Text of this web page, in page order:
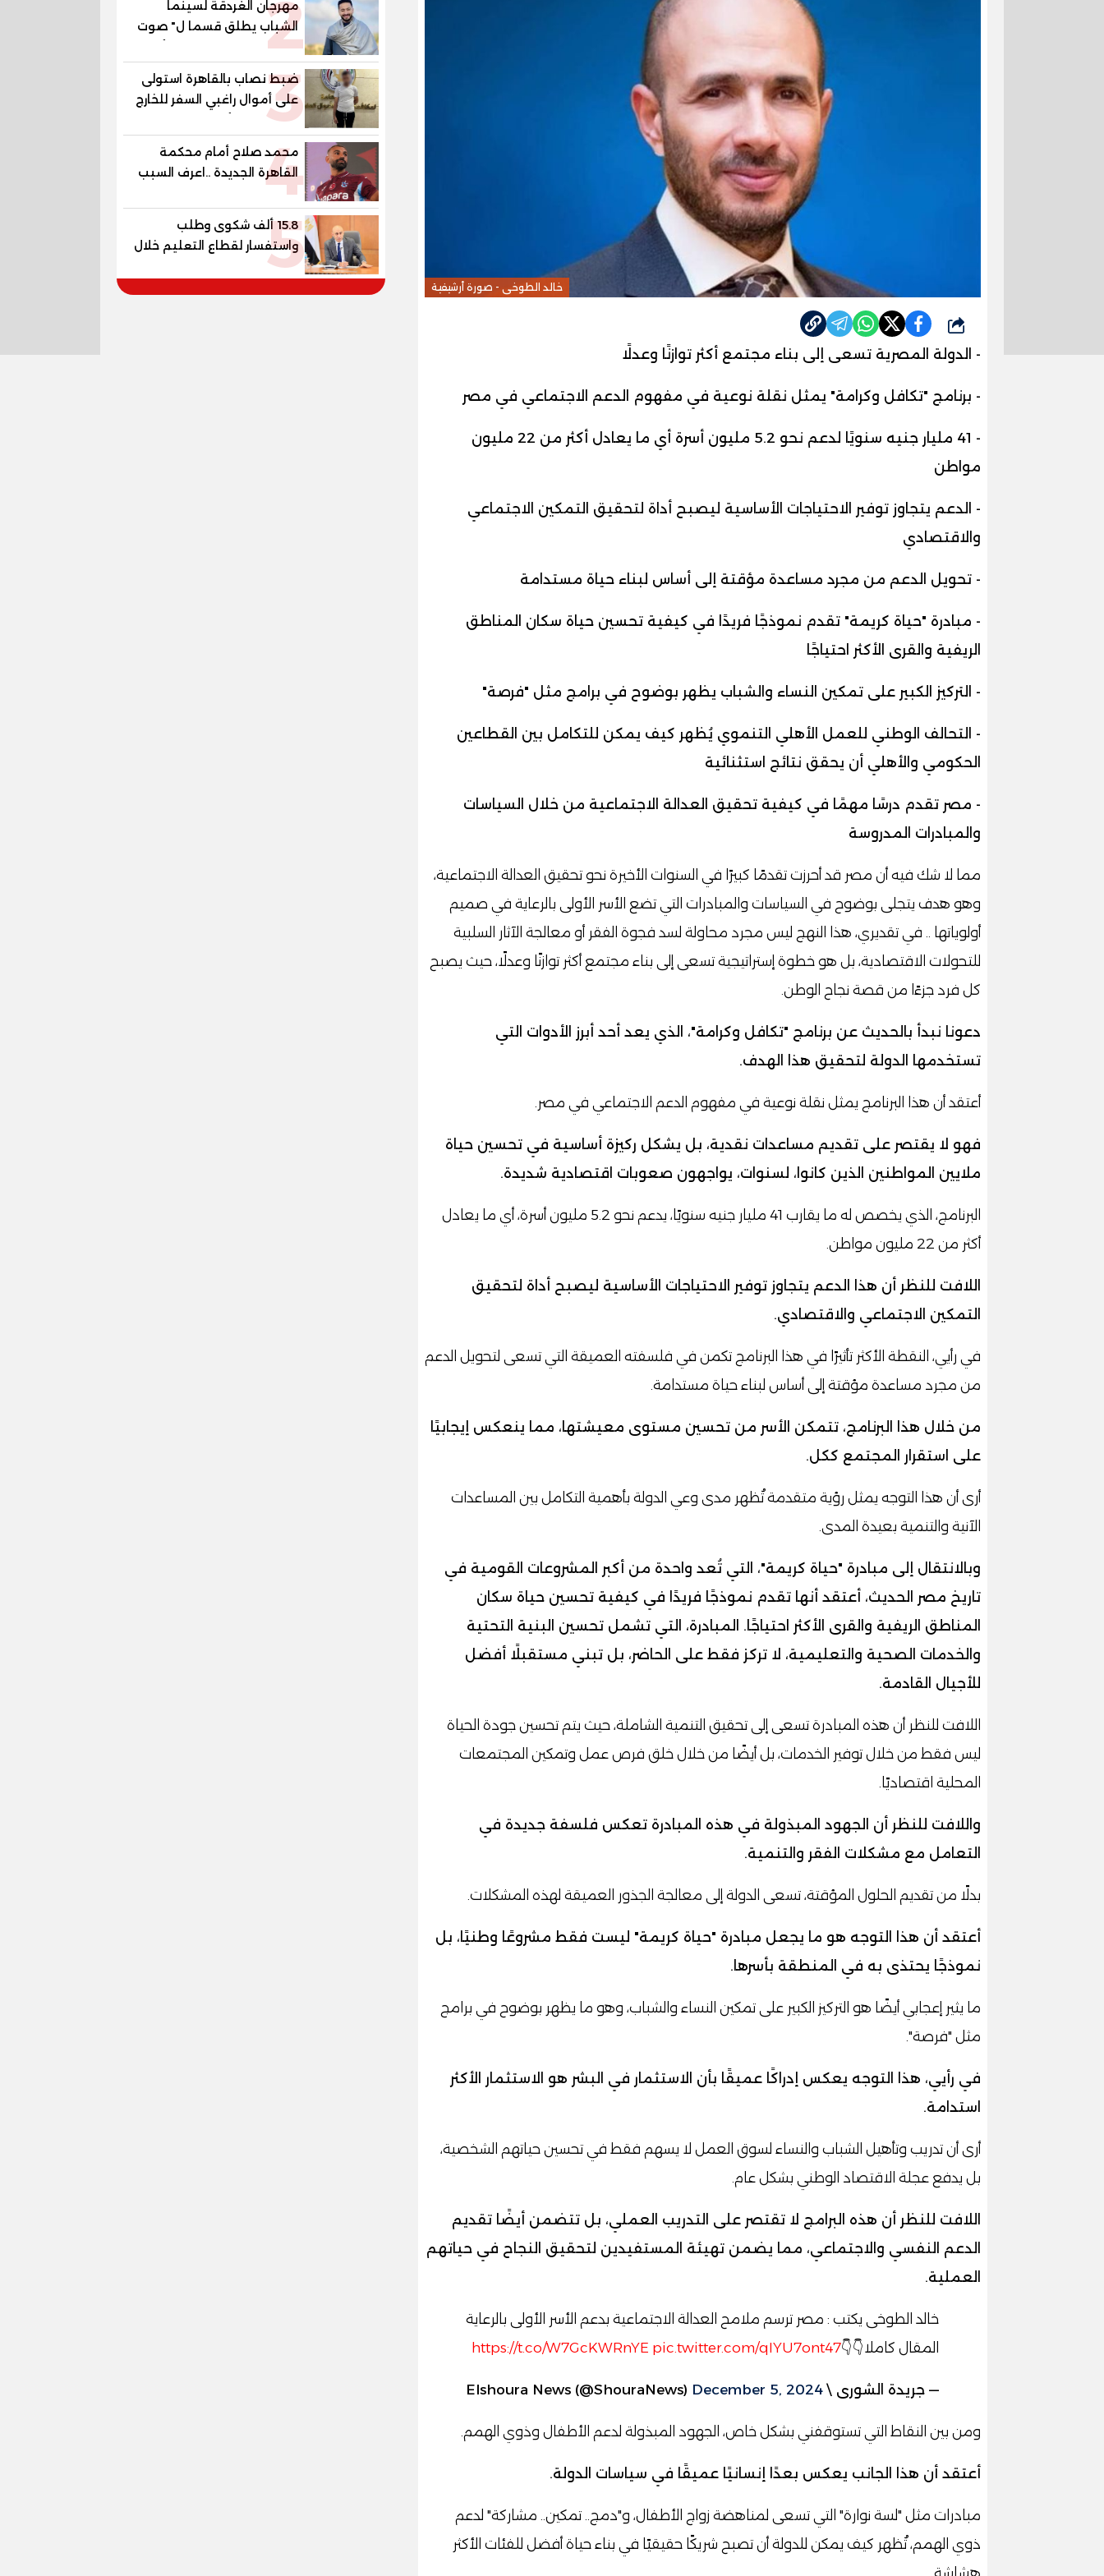
خالد الطوخى - صورة أرشيفية
شارك
- الدولة المصرية تسعى إلى بناء مجتمع أكثر توازنًا وعدلًا
- برنامج "تكافل وكرامة" يمثل نقلة نوعية في مفهوم الدعم الاجتماعي في مصر
- 41 مليار جنيه سنويًا لدعم نحو 5.2 مليون أسرة أي ما يعادل أكثر من 22 مليون
مواطن
- الدعم يتجاوز توفير الاحتياجات الأساسية ليصبح أداة لتحقيق التمكين الاجتماعي
والاقتصادي
- تحويل الدعم من مجرد مساعدة مؤقتة إلى أساس لبناء حياة مستدامة
- مبادرة "حياة كريمة" تقدم نموذجًا فريدًا في كيفية تحسين حياة سكان المناطق
الريفية والقرى الأكثر احتياجًا
- التركيز الكبير على تمكين النساء والشباب يظهر بوضوح في برامج مثل "فرصة"
- التحالف الوطني للعمل الأهلي التنموي يُظهر كيف يمكن للتكامل بين القطاعين
الحكومي والأهلي أن يحقق نتائج استثنائية
- مصر تقدم درسًا مهمًا في كيفية تحقيق العدالة الاجتماعية من خلال السياسات
والمبادرات المدروسة
مما لا شك فيه أن مصر قد أحرزت تقدمًا كبيرًا في السنوات الأخيرة نحو تحقيق العدالة الاجتماعية،
وهو هدف يتجلى بوضوح في السياسات والمبادرات التي تضع الأسر الأولى بالرعاية في صميم
أولوياتها .. في تقديري، هذا النهج ليس مجرد محاولة لسد فجوة الفقر أو معالجة الآثار السلبية
للتحولات الاقتصادية، بل هو خطوة إستراتيجية تسعى إلى بناء مجتمع أكثر توازنًا وعدلًا، حيث يصبح
كل فرد جزءًا من قصة نجاح الوطن.
دعونا نبدأ بالحديث عن برنامج "تكافل وكرامة"، الذي يعد أحد أبرز الأدوات التي
تستخدمها الدولة لتحقيق هذا الهدف.
أعتقد أن هذا البرنامج يمثل نقلة نوعية في مفهوم الدعم الاجتماعي في مصر.
فهو لا يقتصر على تقديم مساعدات نقدية، بل يشكل ركيزة أساسية في تحسين حياة
ملايين المواطنين الذين كانوا، لسنوات، يواجهون صعوبات اقتصادية شديدة.
البرنامج، الذي يخصص له ما يقارب 41 مليار جنيه سنويًا، يدعم نحو 5.2 مليون أسرة، أي ما يعادل
أكثر من 22 مليون مواطن.
اللافت للنظر أن هذا الدعم يتجاوز توفير الاحتياجات الأساسية ليصبح أداة لتحقيق
التمكين الاجتماعي والاقتصادي.
في رأيي، النقطة الأكثر تأثيرًا في هذا البرنامج تكمن في فلسفته العميقة التي تسعى لتحويل الدعم
من مجرد مساعدة مؤقتة إلى أساس لبناء حياة مستدامة.
من خلال هذا البرنامج، تتمكن الأسر من تحسين مستوى معيشتها، مما ينعكس إيجابيًا
على استقرار المجتمع ككل.
أرى أن هذا التوجه يمثل رؤية متقدمة تُظهر مدى وعي الدولة بأهمية التكامل بين المساعدات
الآنية والتنمية بعيدة المدى.
وبالانتقال إلى مبادرة "حياة كريمة"، التي تُعد واحدة من أكبر المشروعات القومية في
تاريخ مصر الحديث، أعتقد أنها تقدم نموذجًا فريدًا في كيفية تحسين حياة سكان
المناطق الريفية والقرى الأكثر احتياجًا. المبادرة، التي تشمل تحسين البنية التحتية
والخدمات الصحية والتعليمية، لا تركز فقط على الحاضر، بل تبني مستقبلًا أفضل
للأجيال القادمة.
اللافت للنظر أن هذه المبادرة تسعى إلى تحقيق التنمية الشاملة، حيث يتم تحسين جودة الحياة
ليس فقط من خلال توفير الخدمات، بل أيضًا من خلال خلق فرص عمل وتمكين المجتمعات
المحلية اقتصاديًا.
واللافت للنظر أن الجهود المبذولة في هذه المبادرة تعكس فلسفة جديدة في
التعامل مع مشكلات الفقر والتنمية.
بدلًا من تقديم الحلول المؤقتة، تسعى الدولة إلى معالجة الجذور العميقة لهذه المشكلات.
أعتقد أن هذا التوجه هو ما يجعل مبادرة "حياة كريمة" ليست فقط مشروعًا وطنيًا، بل
نموذجًا يحتذى به في المنطقة بأسرها.
ما يثير إعجابي أيضًا هو التركيز الكبير على تمكين النساء والشباب، وهو ما يظهر بوضوح في برامج
مثل "فرصة".
في رأيي، هذا التوجه يعكس إدراكًا عميقًا بأن الاستثمار في البشر هو الاستثمار الأكثر
استدامة.
أرى أن تدريب وتأهيل الشباب والنساء لسوق العمل لا يسهم فقط في تحسين حياتهم الشخصية،
بل يدفع عجلة الاقتصاد الوطني بشكل عام.
اللافت للنظر أن هذه البرامج لا تقتصر على التدريب العملي، بل تتضمن أيضًا تقديم
الدعم النفسي والاجتماعي، مما يضمن تهيئة المستفيدين لتحقيق النجاح في حياتهم
العملية.
خالد الطوخى يكتب : مصر ترسم ملامح العدالة الاجتماعية بدعم الأسر الأولى بالرعاية
المقال كاملا👇👇
https://t.co/W7GcKWRnYE pic.twitter.com/qIYU7ont47
— جريدة الشورى \ Elshoura News (@ShouraNews) December 5, 2024
ومن بين النقاط التي تستوقفني بشكل خاص، الجهود المبذولة لدعم الأطفال وذوي الهمم.
أعتقد أن هذا الجانب يعكس بعدًا إنسانيًا عميقًا في سياسات الدولة.
مبادرات مثل "لسة نوارة" التي تسعى لمناهضة زواج الأطفال، و"دمج.. تمكين.. مشاركة" لدعم
ذوي الهمم، تُظهر كيف يمكن للدولة أن تصبح شريكًا حقيقيًا في بناء حياة أفضل للفئات الأكثر
هشاشة.
2
مهرجان الغردقة لسينما
الشباب يطلق قسما ل" صوت
السينما" ..وحمادة هلال أول
المكرمين
3
ضبط نصاب بالقاهرة استولى
على أموال راغبي السفر للخارج
بزعم توفير تأشيرات
4
محمد صلاح أمام محكمة
القاهرة الجديدة ..اعرف السبب
515.8 ألف شكوى وطلب
واستفسار لقطاع التعليم خلال
يوليو.. استجابة فعالة لشكاوى